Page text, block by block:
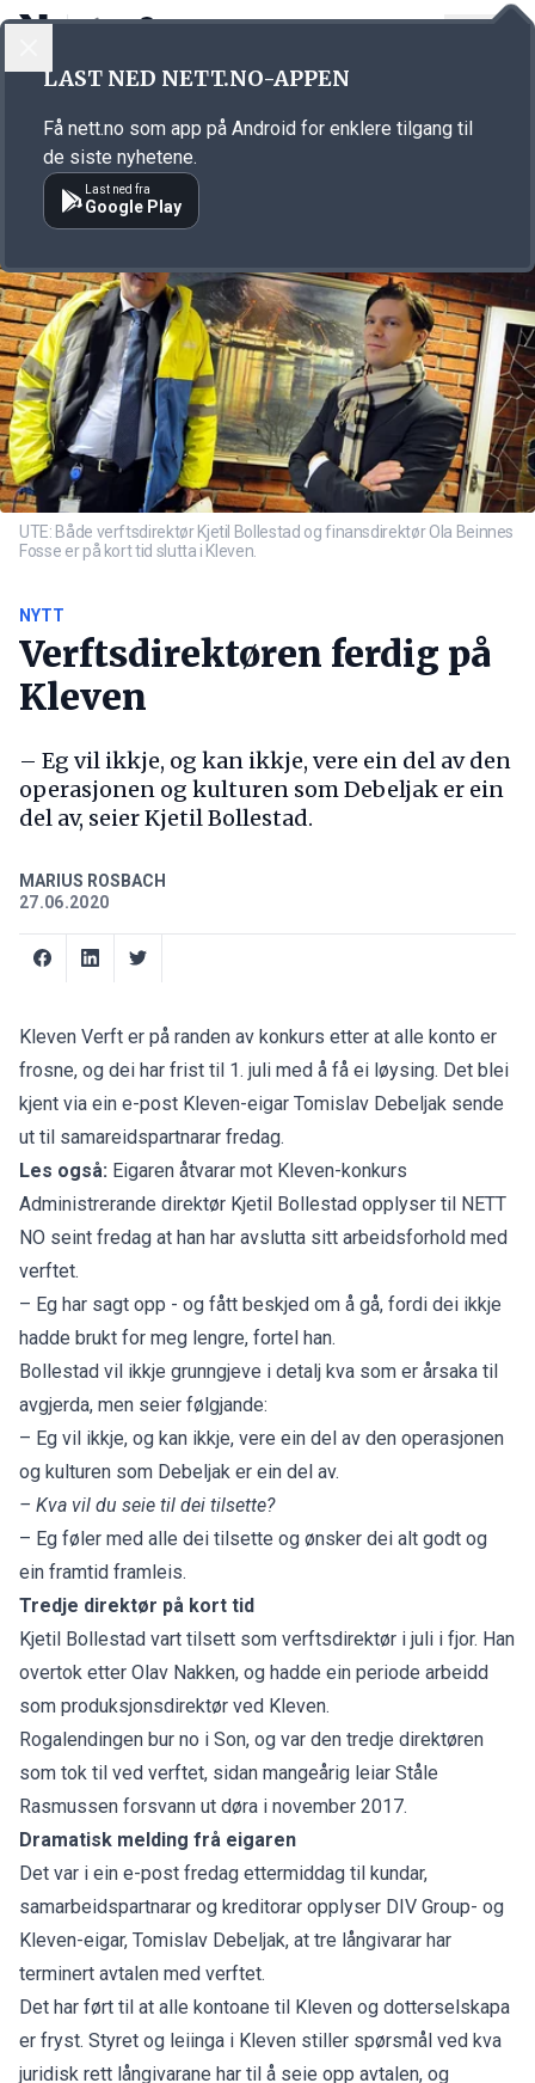
Annonsørinnhold
UTE: Både verftsdirektør Kjetil Bollestad og finansdirektør Ola Beinnes
Fosse er på kort tid slutta i Kleven.
NYTT
Verftsdirektøren ferdig på
Kleven
– Eg vil ikkje, og kan ikkje, vere ein del av den
operasjonen og kulturen som Debeljak er ein
del av, seier Kjetil Bollestad.
MARIUS ROSBACH
27.06.2020
Kleven Verft er på randen av konkurs etter at alle konto er
frosne, og dei har frist til 1. juli med å få ei løysing. Det blei
kjent via ein e-post Kleven-eigar Tomislav Debeljak sende
ut til samareidspartnarar fredag.
Les også: Eigaren åtvarar mot Kleven-konkurs
Administrerande direktør Kjetil Bollestad opplyser til NETT
NO seint fredag at han har avslutta sitt arbeidsforhold med
verftet.
– Eg har sagt opp - og fått beskjed om å gå, fordi dei ikkje
hadde brukt for meg lengre, fortel han.
Bollestad vil ikkje grunngjeve i detalj kva som er årsaka til
avgjerda, men seier følgjande:
– Eg vil ikkje, og kan ikkje, vere ein del av den operasjonen
og kulturen som Debeljak er ein del av.
– Kva vil du seie til dei tilsette?
– Eg føler med alle dei tilsette og ønsker dei alt godt og
ein framtid framleis.
Tredje direktør på kort tid
Kjetil Bollestad vart tilsett som verftsdirektør i juli i fjor. Han
overtok etter Olav Nakken, og hadde ein periode arbeidd
som produksjonsdirektør ved Kleven.
Rogalendingen bur no i Son, og var den tredje direktøren
som tok til ved verftet, sidan mangeårig leiar Ståle
Rasmussen forsvann ut døra i november 2017.
Dramatisk melding frå eigaren
Det var i ein e-post fredag ettermiddag til kundar,
samarbeidspartnarar og kreditorar opplyser DIV Group- og
Kleven-eigar, Tomislav Debeljak, at tre långivarar har
terminert avtalen med verftet.
Det har ført til at alle kontoane til Kleven og dotterselskapa
er fryst. Styret og leiinga i Kleven stiller spørsmål ved kva
juridisk rett långivarane har til å seie opp avtalen, og
LAST NED NETT.NO-APPEN
Få nett.no som app på Android for enklere tilgang til
de siste nyhetene.
Last ned fra
Google Play